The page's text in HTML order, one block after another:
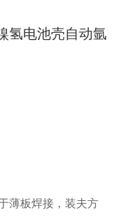
氢电池壳自动氩
薄板焊接，装夫方